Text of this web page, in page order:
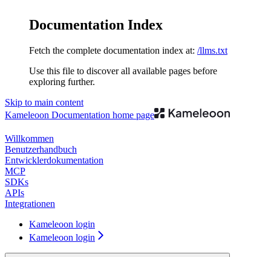
Documentation Index
Fetch the complete documentation index at: /llms.txt
Use this file to discover all available pages before
exploring further.
Skip to main content
Kameleoon Documentation home page
Willkommen
Benutzerhandbuch
Entwicklerdokumentation
MCP
SDKs
APIs
Integrationen
Kameleoon login
Kameleoon login